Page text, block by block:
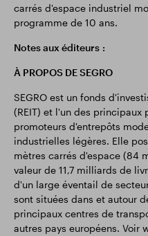
carrés d'espace industriel
programme de 10 ans.
Notes aux éditeurs :
À PROPOS DE SEGRO
SEGRO est un fonds
(REIT) et l'un des
promoteurs d'entrepôts
industrielles légères. Elle
mètres carrés d'espace (84
valeur de 11,7 milliards de
d'un large éventail de
sont situées dans et autour
principaux centres de
autres pays européens. Voir